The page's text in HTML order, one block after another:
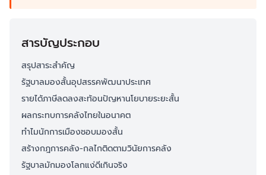
สารบัญประกอบ
สรุปสาระสำคัญ
รัฐบาลมองสั้นอุปสรรคพัฒนาประเทศ
รายได้ภาษีลดลงสะท้อนปัญหานโยบายระยะสั้น
ผลกระทบการคลังไทยในอนาคต
ทำไมนักการเมืองชอบมองสั้น
สร้างกฎการคลัง-กลไกติดตามวินัยการคลัง
รัฐบาลมักมองโลกแง่ดีเกินจริง